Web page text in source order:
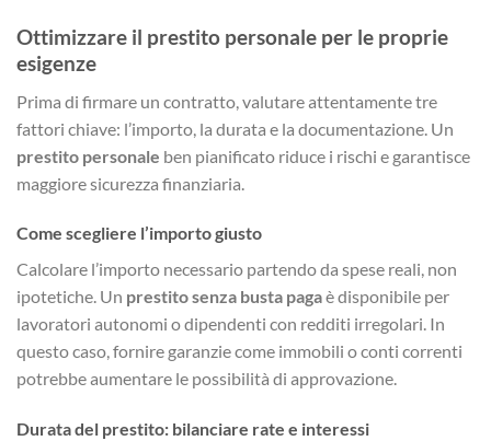
Ottimizzare il prestito personale per le proprie
esigenze
Prima di firmare un contratto, valutare attentamente tre
fattori chiave: l’importo, la durata e la documentazione. Un
prestito personale ben pianificato riduce i rischi e garantisce
maggiore sicurezza finanziaria.
Come scegliere l’importo giusto
Calcolare l’importo necessario partendo da spese reali, non
ipotetiche. Un prestito senza busta pagaè disponibile per
lavoratori autonomi o dipendenti con redditi irregolari. In
questo caso, fornire garanzie come immobili o conti correnti
potrebbe aumentare le possibilità di approvazione.
Durata del prestito: bilanciare rate e interessi